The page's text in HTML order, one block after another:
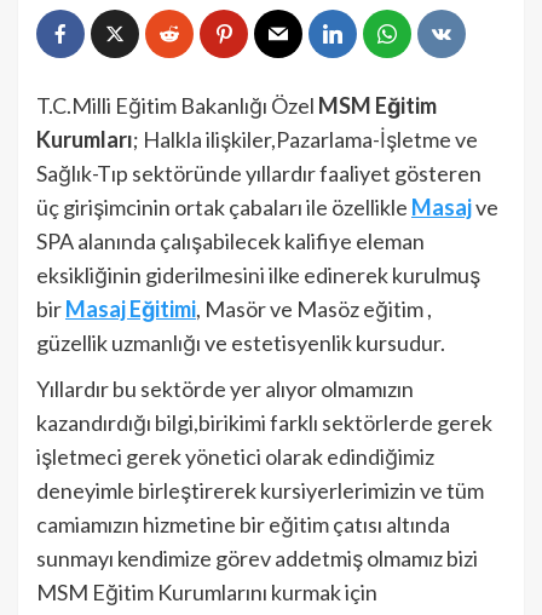
T.C.Milli Eğitim Bakanlığı Özel MSM Eğitim
Kurumları; Halkla ilişkiler,Pazarlama-İşletme ve
Sağlık-Tıp sektöründe yıllardır faaliyet gösteren
üç girişimcinin ortak çabaları ile özellikle Masajve
SPA alanında çalışabilecek kalifiye eleman
eksikliğinin giderilmesini ilke edinerek kurulmuş
birMasaj Eğitimi, Masör ve Masöz eğitim ,
güzellik uzmanlığı ve estetisyenlik kursudur.
Yıllardır bu sektörde yer alıyor olmamızın
kazandırdığı bilgi,birikimi farklı sektörlerde gerek
işletmeci gerek yönetici olarak edindiğimiz
deneyimle birleştirerek kursiyerlerimizin ve tüm
camiamızın hizmetine bir eğitim çatısı altında
sunmayı kendimize görev addetmiş olmamız bizi
MSM Eğitim Kurumlarını kurmak için